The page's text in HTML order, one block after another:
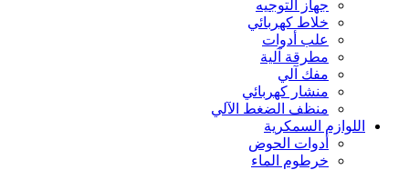
جهاز التوجيه
خلاط كهربائي
علب أدوات
مطرقة آلية
مفك آلي
منشار كهربائي
منظف الضغط الآلي
اللوازم السمكرية
أدوات الحوض
خرطوم الماء